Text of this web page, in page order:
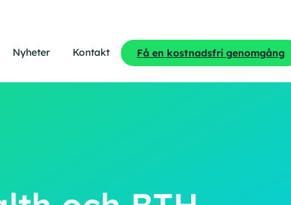
Nyheter Kontakt Få en kostnadsfri genomgång